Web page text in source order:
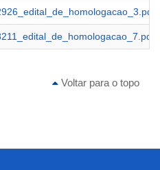
Voltar para o topo